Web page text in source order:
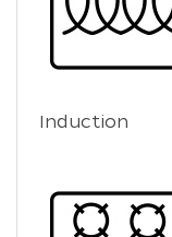
Induction